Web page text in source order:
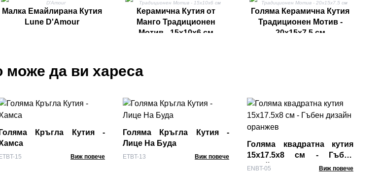
Малка Емайлирана Кутия
Lune D'Amour
Керамична Кутия от
Манго Традиционен
Мотив - 15x10x6 см
Голяма Керамична Кутия
Традиционен Мотив -
20x15x7.5 см
да ви хареса
Голяма Кръгла Кутия -
ETBT-15 Виж повече
Голяма Кръгла Кутия -
Лице На Буда
ETBT-13 Виж повече
Голяма квадратна кутия
15x17.5x8 см - Гъбен
дизайн оранжев
ENBT-05 Виж повече